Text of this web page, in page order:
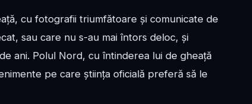
cu fotografii triumfătoare și comunicate de
sau care nu s-au mai întors deloc, și
ani. Polul Nord, cu întinderea lui de gheață
pe care știința oficială preferă să le